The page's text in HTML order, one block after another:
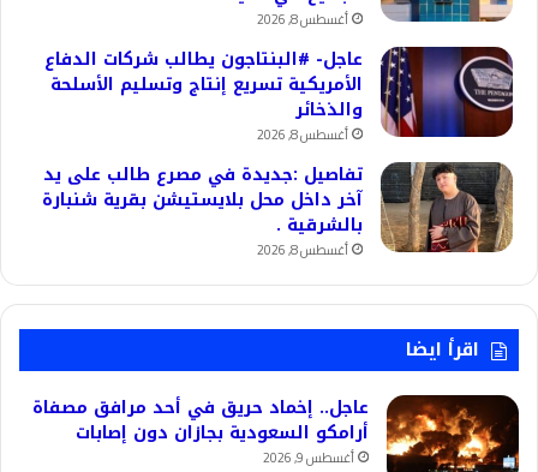
أغسطس 8, 2026
عاجل- #البنتاجون يطالب شركات الدفاع
الأمريكية تسريع إنتاج وتسليم الأسلحة
والذخائر
أغسطس 8, 2026
تفاصيل :جديدة في مصرع طالب على يد
آخر داخل محل بلايستيشن بقرية شنبارة
بالشرقية .
أغسطس 8, 2026
اقرأ ايضا
عاجل.. إخماد حريق في أحد مرافق مصفاة
أرامكو السعودية بجازان دون إصابات
أغسطس 9, 2026